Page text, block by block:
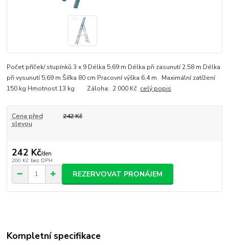
Počet příček/ stupínků 3 x 9 Délka 5,69 m Délka při zasunutí 2,58 m Délka
při vysunutí 5,69 m Šířka 80 cm Pracovní výška 6,4 m Maximální zatížení
150 kg Hmotnost 13 kg Záloha: 2 000 Kč celý popis
Cena před
slevou
242 Kč
242 Kč/den
200 Kč bez DPH
REZERVOVAT PRONÁJEM
Kompletní specifikace